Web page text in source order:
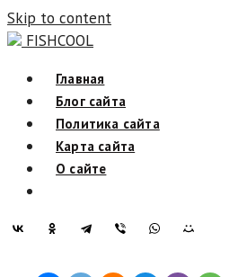
Skip to content
FISHCOOL
Главная
Блог сайта
Политика сайта
Карта сайта
О сайте